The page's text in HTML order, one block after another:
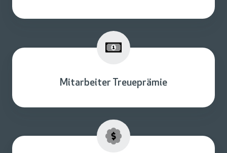
Mitarbeiter Treueprämie